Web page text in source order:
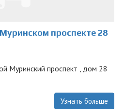
проспекте 28
Муринский проспект , дом 28
Узнать больше